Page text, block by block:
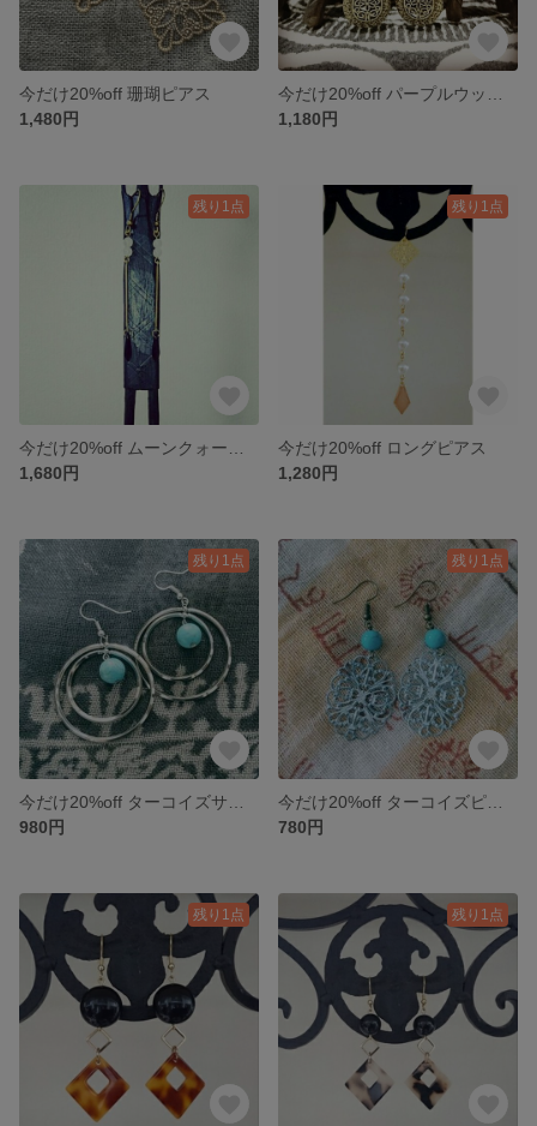
今だけ20%off 珊瑚ピアス
1,480円
1,180円
残り1点
1,680円
残り1点
今だけ20%off ロングピアス
1,280円
残り1点
980円
残り1点
780円
残り1点 残り1点